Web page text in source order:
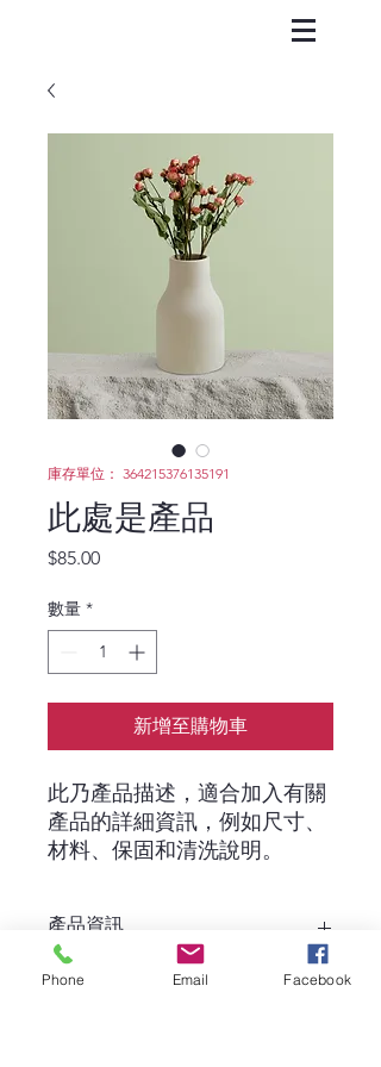
庫存單位： 364215376135191
此處是產品
$85.00價
數量 *
新增至購物車
此乃產品描述，適合加入有關
產品的詳細資訊，例如尺寸、
材料、保固和清洗說明。
產品資訊
這是產品詳情，適合加入有關產品的更
Phone Email Facebook